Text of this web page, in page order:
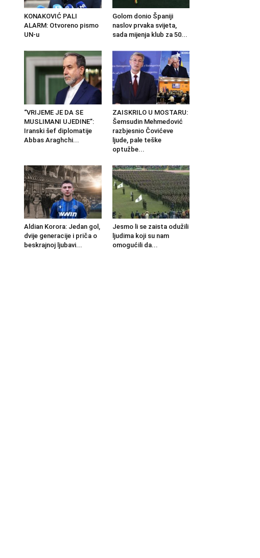
KONAKOVIĆ PALI
ALARM: Otvoreno pismo
UN-u
Golom donio Španiji
naslov prvaka svijeta,
sada mijenja klub za 50...
“VRIJEME JE DA SE
MUSLIMANI UJEDINE”:
Iranski šef diplomatije
Abbas Araghchi...
ZAISKRILO U MOSTARU:
Šemsudin Mehmedović
razbjesnio Čovićeve
ljude, pale teške
optužbe...
Aldian Korora: Jedan gol,
dvije generacije i priča o
beskrajnoj ljubavi...
Jesmo li se zaista odužili
ljudima koji su nam
omogućili da...